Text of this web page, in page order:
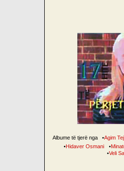
Albume të tjerë nga •Agim
•Hidaver Osmani •
•Veli